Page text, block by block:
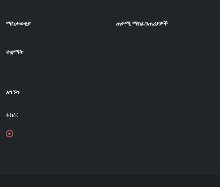
ማስታወቂያ ጠቃሚ ማስፈንጠሪያዎች
ተቋማት
አግኙን
ፋክስ: